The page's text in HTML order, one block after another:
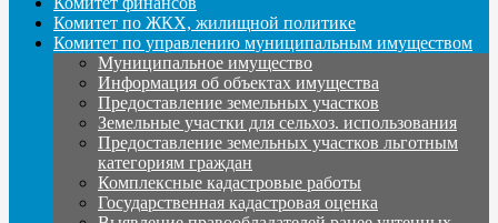
Комитет по ЖКХ, жилищной политике
Комитет по управлению муниципальным имуществом
Муниципальное имущество
Информация об объектах имущества
Предоставление земельных участков
Земельные участки для сельхоз. использования
Предоставление земельных участков льготным
категориям граждан
Комплексные кадастровые работы
Государственная кадастровая оценка